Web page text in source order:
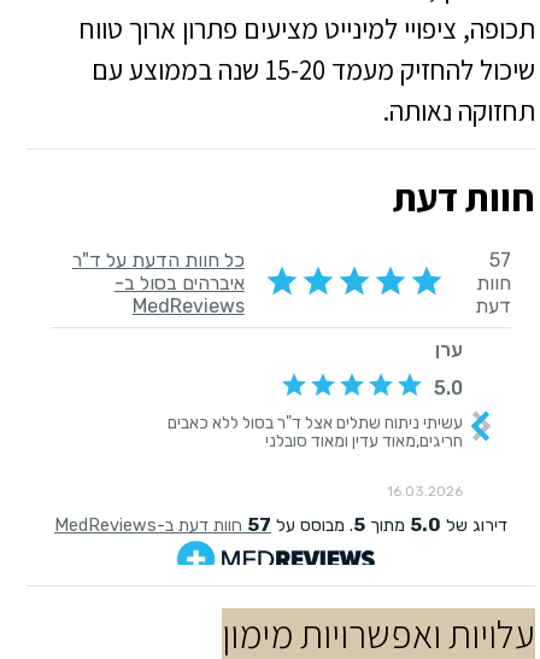
תכופה, ציפויי למינייט מציעים פתרון ארוך טווח
שיכול להחזיק מעמד 15-20 שנה בממוצע עם
תחזוקה נאותה.
חוות דעת
עלויות ואפשרויות מימון